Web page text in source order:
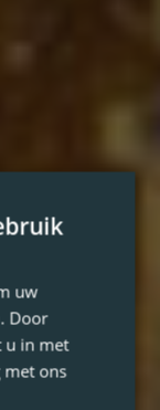
uw
Door
u in met
met ons